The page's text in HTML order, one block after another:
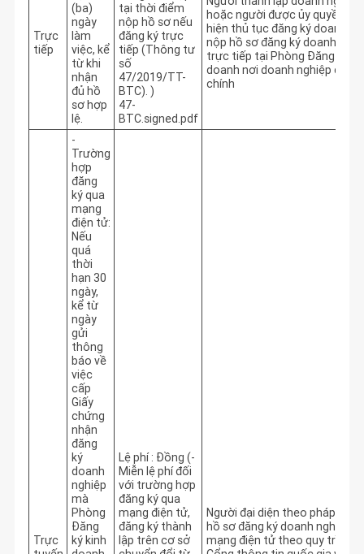
Trực
tiếp
(ba)
ngày
làm
việc, kể
từ khi
nhận
đủ hồ
sơ hợp
lệ.
tại thời điểm
nộp hồ sơ nếu
đăng ký trực
tiếp (Thông tư
số
47/2019/TT-
BTC). )
47-
BTC.signed.pdf
hoặc người được ủy quyền
hiện thủ tục đăng ký doanh
nộp hồ sơ đăng ký doanh
trực tiếp tại Phòng Đăng ký
doanh nơi doanh nghiệp đặt
chính
Trực
-
Trường
hợp
đăng
ký qua
mạng
điện tử:
Nếu
quá
thời
hạn 30
ngày,
kể từ
ngày
gửi
thông
báo về
việc
cấp
Giấy
chứng
nhận
đăng
ký
doanh
nghiệp
mà
Phòng
Đăng
ký kinh
Lệ phí : Đồng (-
Miễn lệ phí đối
với trường hợp
đăng ký qua
mạng điện tử,
đăng ký thành
lập trên cơ sở
Người đại diện theo pháp luật
hồ sơ đăng ký doanh nghiệp
mạng điện tử theo quy trình